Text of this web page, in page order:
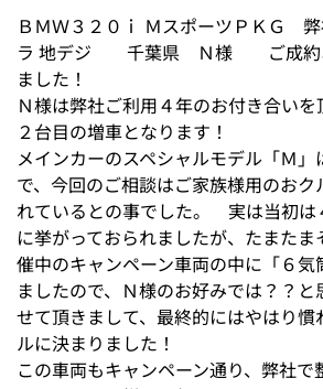
ＢＭＷ３２０ｉ ＭスポーツＰＫＧ
ラ 地デジ 千葉県 Ｎ様 ご成約あ
ました！
Ｎ様は弊社ご利用４年のお付き合い
２台目の増車となります！
メインカーのスペシャルモデル「Ｍ
で、今回のご相談はご家族様用のおク
れているとの事でした。 実は当初は
に挙がっておられましたが、たまた
催中のキャンペーン車両の中に「６
ましたので、Ｎ様のお好みでは？？
せて頂きまして、最終的にはやはり
ルに決まりました！
この車両もキャンペーン通り、弊社